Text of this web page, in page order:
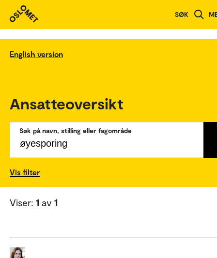
SØK
English version
Ansatteoversikt
Søk på navn, stilling eller fagområde
Vis filter
Viser: 1 av 1